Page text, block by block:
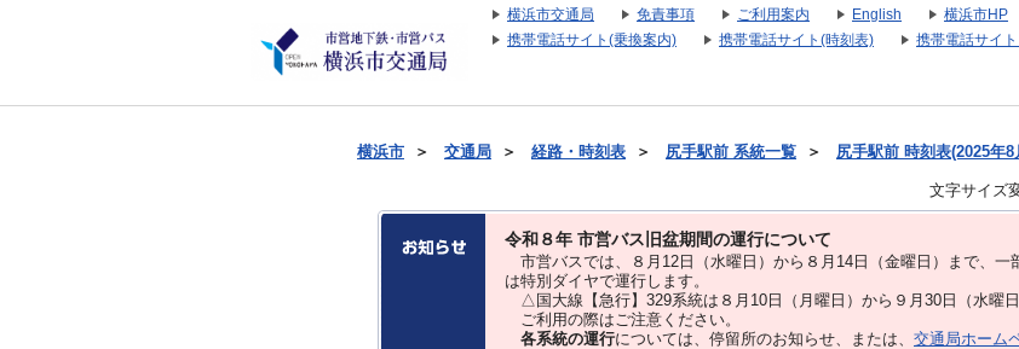
横浜市交通局 免責事項 ご利用案内 English 横浜市HP
携帯電話サイト(乗換案内)
携帯電話サイト(時刻表) 携帯電話サイト
横浜市 ＞ 交通局 ＞ 経路・時刻表 ＞ 尻手駅前 系統一覧 ＞ 尻手駅前 時刻表(2025年8
文字サイズ
令和８年 市営バス旧盆期間の運行について
市営バスでは、８⽉12⽇（水曜日）から８⽉14⽇（金曜日）まで、⼀
は特別ダイヤで運⾏します。
△国大線【急行】329系統は８月10日（月曜日）から９月30日（水曜日
ご利用の際はご注意ください。
各系統の運行については、停留所のお知らせ、または、 交通局ホーム